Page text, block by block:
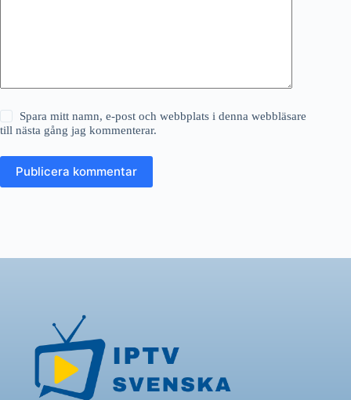
Spara mitt namn, e-post och webbplats i denna webbläsare
till nästa gång jag kommenterar.
Publicera kommentar